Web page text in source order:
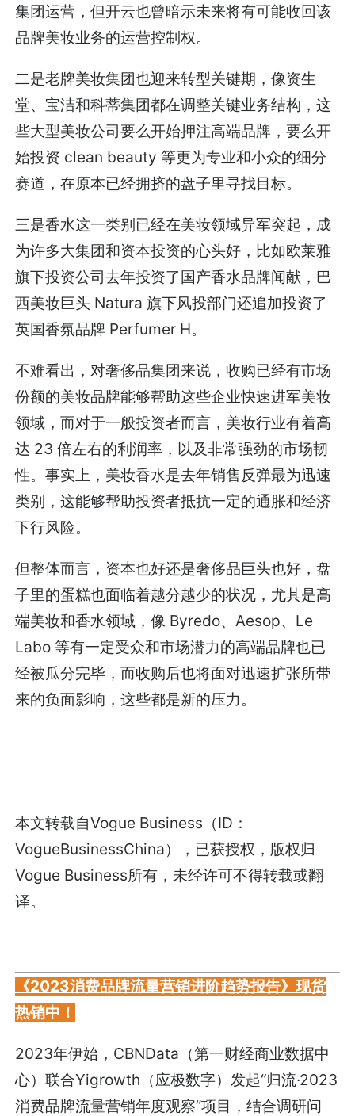
集团运营，但开云也曾暗示未来将有可能收回该
品牌美妆业务的运营控制权。
二是老牌美妆集团也迎来转型关键期，像资生
堂、宝洁和科蒂集团都在调整关键业务结构，这
些大型美妆公司要么开始押注高端品牌，要么开
始投资 clean beauty 等更为专业和小众的细分
赛道，在原本已经拥挤的盘子里寻找目标。
三是香水这一类别已经在美妆领域异军突起，成
为许多大集团和资本投资的心头好，比如欧莱雅
旗下投资公司去年投资了国产香水品牌闻献，巴
西美妆巨头 Natura 旗下风投部门还追加投资了
英国香氛品牌 Perfumer H。
不难看出，对奢侈品集团来说，收购已经有市场
份额的美妆品牌能够帮助这些企业快速进军美妆
领域，而对于一般投资者而言，美妆行业有着高
达 23 倍左右的利润率，以及非常强劲的市场韧
性。事实上，美妆香水是去年销售反弹最为迅速
类别，这能够帮助投资者抵抗一定的通胀和经济
下行风险。
但整体而言，资本也好还是奢侈品巨头也好，盘
子里的蛋糕也面临着越分越少的状况，尤其是高
端美妆和香水领域，像 Byredo、Aesop、Le
Labo 等有一定受众和市场潜力的高端品牌也已
经被瓜分完毕，而收购后也将面对迅速扩张所带
来的负面影响，这些都是新的压力。
本文转载自Vogue Business（ID：
VogueBusinessChina），已获授权，版权归
Vogue Business所有，未经许可不得转载或翻
译。
《2023消费品牌流量营销进阶趋势报告》现货
热销中！
2023年伊始，CBNData（第一财经商业数据中
心）联合Yigrowth（应极数字）发起“归流·2023
消费品牌流量营销年度观察”项目，结合调研问